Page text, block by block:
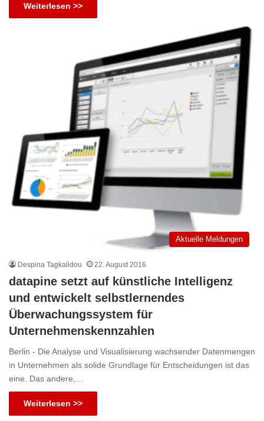
Weiterlesen >>
Aktuelle Meldungen
Despina Tagkalidou 22. August 2016
datapine setzt auf künstliche Intelligenz
und entwickelt selbstlernendes
Überwachungssystem für
Unternehmenskennzahlen
Berlin - Die Analyse und Visualisierung wachsender Datenmengen
in Unternehmen als solide Grundlage für Entscheidungen ist das
eine. Das andere,…
Weiterlesen >>